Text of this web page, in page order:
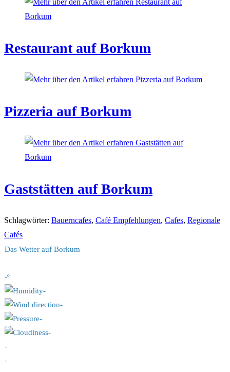
Restaurant auf Borkum
Pizzeria auf Borkum
Gaststätten auf Borkum
Schlagwörter: Bauerncafes, Café Empfehlungen, Cafes, Regionale
Cafés
Das Wetter auf Borkum
-º
-
-
-
-
-
-